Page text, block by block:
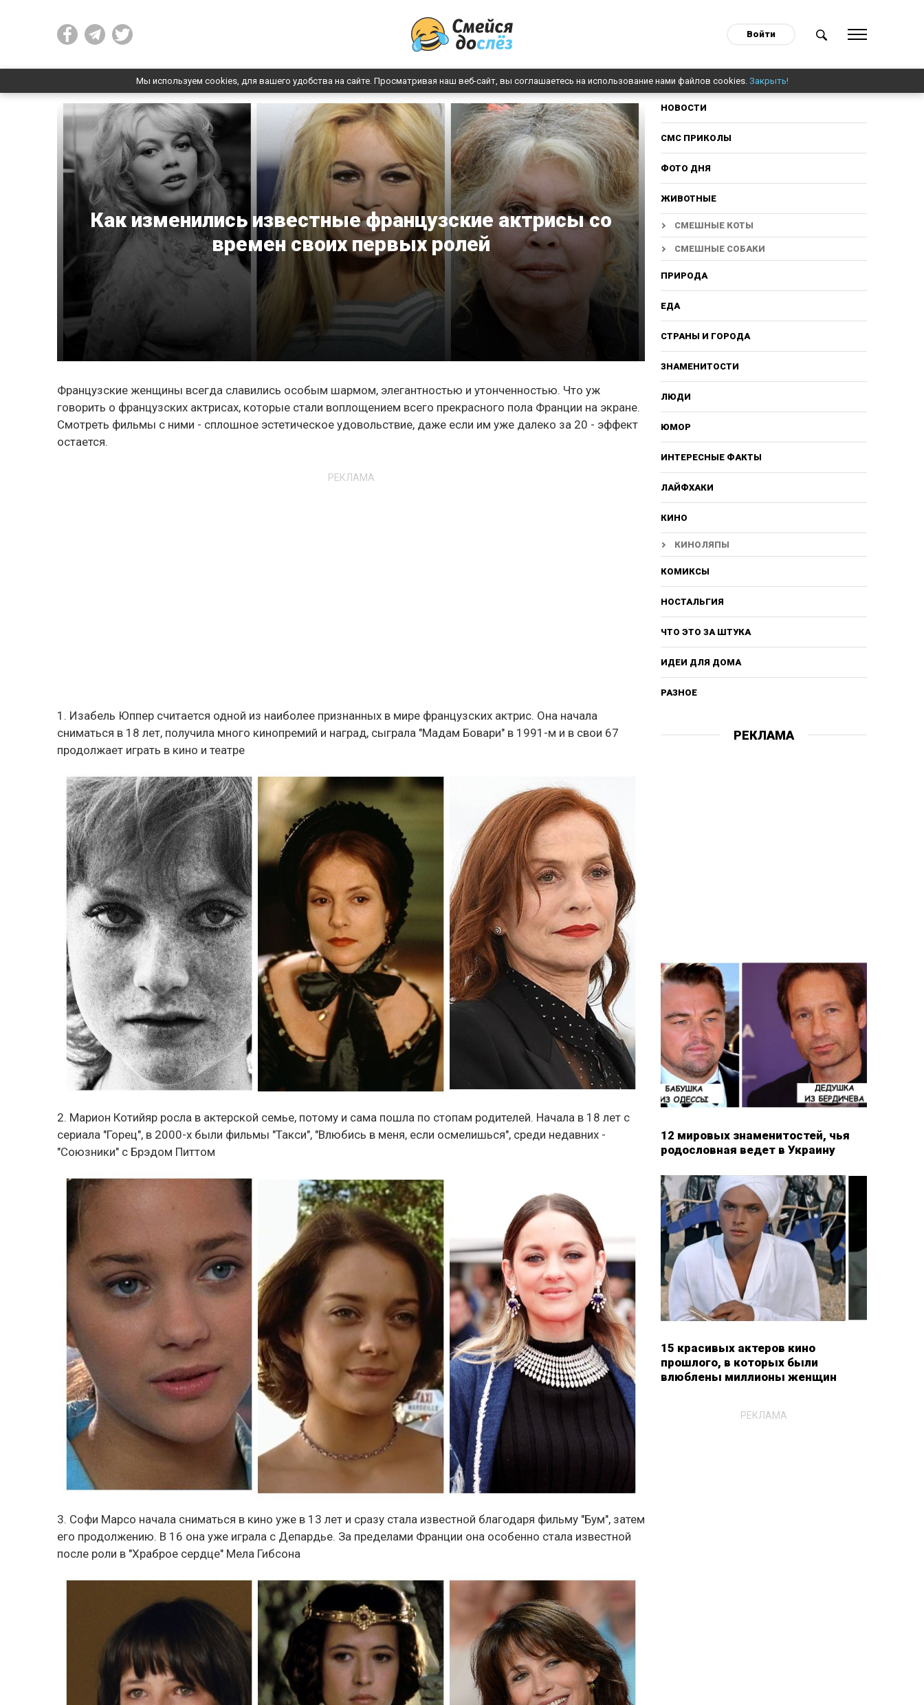
Войти
Мы используем cookies, для вашего удобства на сайте. Просматривая наш веб-сайт, вы соглашаетесь на использование нами файлов cookies. Закрыть!
Как изменились известные французские актрисы со
времен своих первых ролей
Французские женщины всегда славились особым шармом, элегантностью и утонченностью. Что уж
говорить о французских актрисах, которые стали воплощением всего прекрасного пола Франции на экране.
Смотреть фильмы с ними - сплошное эстетическое удовольствие, даже если им уже далеко за 20 - эффект
остается.
РЕКЛАМА
1. Изабель Юппер считается одной из наиболее признанных в мире французских актрис. Она начала
сниматься в 18 лет, получила много кинопремий и наград, сыграла "Мадам Бовари" в 1991-м и в свои 67
продолжает играть в кино и театре
2. Марион Котийяр росла в актерской семье, потому и сама пошла по стопам родителей. Начала в 18 лет с
сериала "Горец", в 2000-х были фильмы "Такси", "Влюбись в меня, если осмелишься", среди недавних -
"Союзники" с Брэдом Питтом
3. Софи Марсо начала сниматься в кино уже в 13 лет и сразу стала известной благодаря фильму "Бум", затем
его продолжению. В 16 она уже играла с Депардье. За пределами Франции она особенно стала известной
после роли в "Храброе сердце" Мела Гибсона
НОВОСТИ
СМС ПРИКОЛЫ
ФОТО ДНЯ
ЖИВОТНЫЕ
СМЕШНЫЕ КОТЫ
СМЕШНЫЕ СОБАКИ
ПРИРОДА
ЕДА
СТРАНЫ И ГОРОДА
ЗНАМЕНИТОСТИ
ЛЮДИ
ЮМОР
ИНТЕРЕСНЫЕ ФАКТЫ
ЛАЙФХАКИ
КИНО
КИНОЛЯПЫ
КОМИКСЫ
НОСТАЛЬГИЯ
ЧТО ЭТО ЗА ШТУКА
ИДЕИ ДЛЯ ДОМА
РАЗНОЕ
РЕКЛАМА
12 мировых знаменитостей, чья
родословная ведет в Украину
15 красивых актеров кино
прошлого, в которых были
влюблены миллионы женщин
РЕКЛАМА